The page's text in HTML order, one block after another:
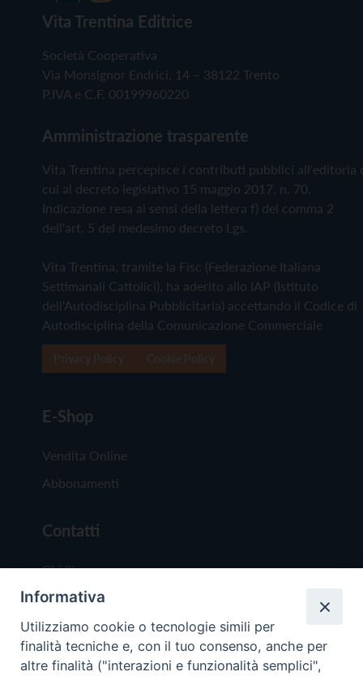
Vita Trentina Editrice
Società Cooperativa
Via Monsignor Endrici, 14 – 38122 Trento
P.IVA e C.F. 00199960220
Amministrazione trasparente
Vita Trentina percepisce i contributi pubblici all'editoria
cui al decreto legislativo 15 maggio 2017, n. 70.
Indicazione resa ai sensi della lettera f) del comma 2
dell'art. 5 del medesimo decreto Lgs.
Vita Trentina, tramite la Fisc (Federazione Italiana
Settimanali Cattolici), ha aderito allo IAP (Istituto
dell'Autodisciplina Pubblicitaria) accettando il Codice di
Autodisciplina della Comunicazione Commerciale
E-Shop
Vendita Online
Abbonamenti
Contatti
Chi Siamo
Redazione
Scrivici
Informativa
Utilizziamo cookie o tecnologie simili per
finalità tecniche e, con il tuo consenso, anche per
altre finalità ("interazioni e funzionalità semplici",